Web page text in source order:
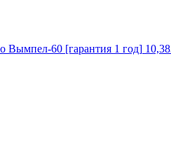
Вымпел-60 [гарантия 1 год]